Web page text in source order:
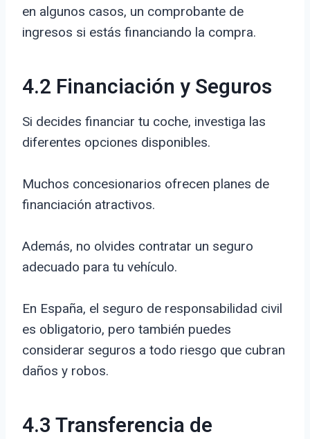
en algunos casos, un comprobante de
ingresos si estás financiando la compra.
4.2 Financiación y Seguros
Si decides financiar tu coche, investiga las
diferentes opciones disponibles.
Muchos concesionarios ofrecen planes de
financiación atractivos.
Además, no olvides contratar un seguro
adecuado para tu vehículo.
En España, el seguro de responsabilidad civil
es obligatorio, pero también puedes
considerar seguros a todo riesgo que cubran
daños y robos.
4.3 Transferencia de